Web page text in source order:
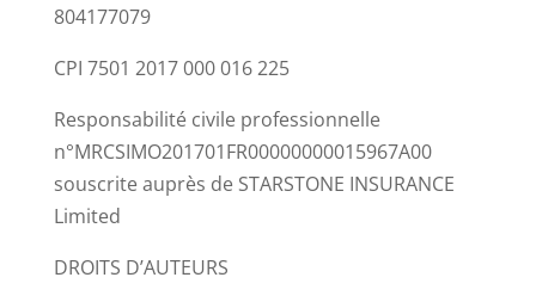
804177079
CPI 7501 2017 000 016 225
Responsabilité civile professionnelle
n°MRCSIMO201701FR00000000015967A00
souscrite auprès de STARSTONE INSURANCE
Limited
DROITS D’AUTEURS